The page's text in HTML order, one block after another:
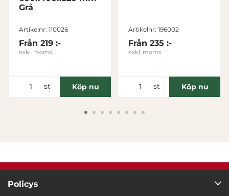
Tillåt urval
Avvisa
Grå
Artikelnr: 110026
Från 219 :-
exkl. moms
st Köp nu
Artikelnr: 196002
Från 235 :-
exkl. moms
st Köp nu
Policys